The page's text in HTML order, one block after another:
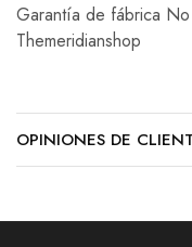
Garantía de fábrica
Themeridianshop
OPINIONES DE